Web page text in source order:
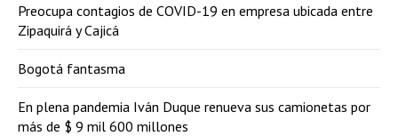
Preocupa contagios de COVID-19 en empresa ubicada entre
Zipaquirá y Cajicá
Bogotá fantasma
En plena pandemia Iván Duque renueva sus camionetas por
más de $ 9 mil 600 millones